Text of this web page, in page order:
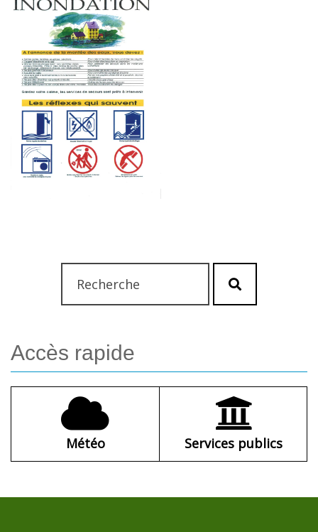
Accès rapide
Météo Services publics